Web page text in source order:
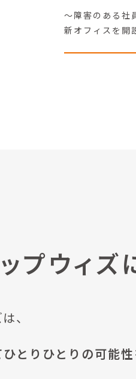
～障害のある社
新オフィスを開
プウィズ
、
とりひとりの可能性